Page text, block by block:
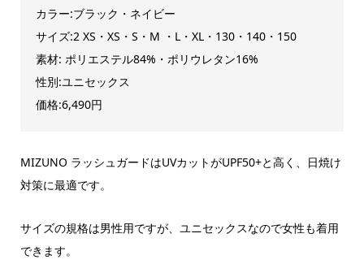
カラー:ブラック・ネイビー
サイズ:2 XS・XS・S・M ・L・XL・130・140・150
素材: ポリエステル84%・ポリウレタン16%
性別:ユニセックス
価格:6,490円
MIZUNO ラッシュガードはUVカットがUPF50+と高く、日焼け
対策に最適です。
サイズの規格は男性用ですが、ユニセックスなので女性も着用
できます。